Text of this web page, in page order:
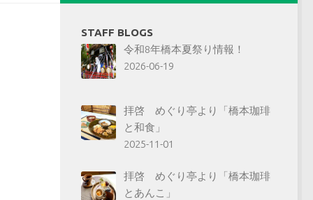
STAFF BLOGS
令和8年橋本夏祭り情報！
2026-06-19
拝啓 めぐり亭より「橋本珈琲
と和食」
2025-11-01
拝啓 めぐり亭より「橋本珈琲
とあんこ」